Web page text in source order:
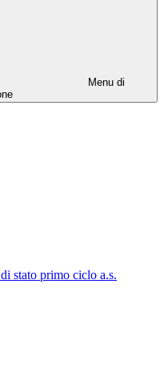
Menu di
stato primo ciclo a.s.